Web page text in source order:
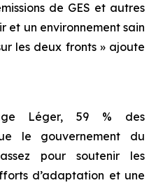
de GES et autres
et un environnement sain
les deux fronts » ajoute
Léger, 59 % des
le gouvernement du
pour soutenir les
d’adaptation et une